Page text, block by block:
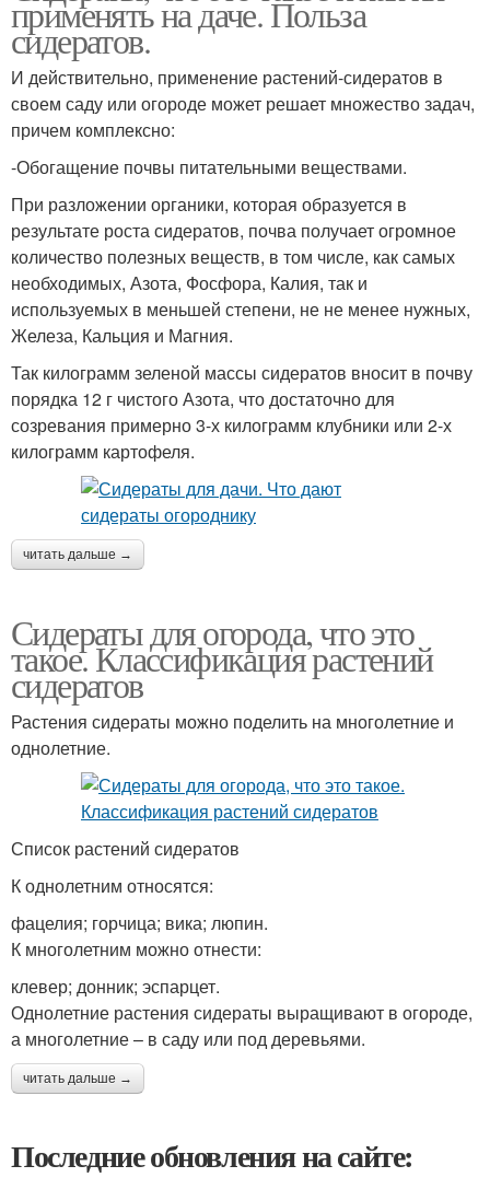
применять на даче. Польза
сидератов.
И действительно, применение растений-сидератов в
своем саду или огороде может решает множество задач,
причем комплексно:
-Обогащение почвы питательными веществами.
При разложении органики, которая образуется в
результате роста сидератов, почва получает огромное
количество полезных веществ, в том числе, как самых
необходимых, Азота, Фосфора, Калия, так и
используемых в меньшей степени, не не менее нужных,
Железа, Кальция и Магния.
Так килограмм зеленой массы сидератов вносит в почву
порядка 12 г чистого Азота, что достаточно для
созревания примерно 3-х килограмм клубники или 2-х
килограмм картофеля.
читать дальше →
Сидераты для огорода, что это
такое. Классификация растений
сидератов
Растения сидераты можно поделить на многолетние и
однолетние.
Список растений сидератов
К однолетним относятся:
фацелия; горчица; вика; люпин.
К многолетним можно отнести:
клевер; донник; эспарцет.
Однолетние растения сидераты выращивают в огороде,
а многолетние – в саду или под деревьями.
читать дальше →
Последние обновления на сайте: